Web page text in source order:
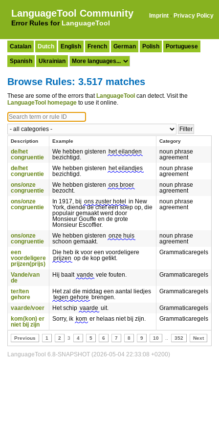
LanguageTool Community
Error Rules for LanguageTool
Imprint · Privacy Policy
Catalan Dutch English French German Polish Portuguese
Spanish Ukrainian
Browse Rules: 3.517 matches
These are some of the errors that LanguageTool can detect. Visit the
LanguageTool homepage to use it online.
Description Example Category
de/het
congruentie
We hebben gisteren het eilanden
bezichtigd.
noun phrase
agreement
de/het
congruentie
We hebben gisteren het eilandjes
bezichtigd.
noun phrase
agreement
ons/onze
congruentie
We hebben gisteren ons broer
bezocht.
noun phrase
agreement
ons/onze
congruentie
In 1917, bij ons zuster hotel
in New
York, diende de chef een soep op, die
populair gemaakt werd door
Monsieur Gouffe en de grote
Monsieur Escoffier.
noun phrase
agreement
ons/onze
congruentie
We hebben gisteren onze huis
schoon gemaakt.
noun phrase
agreement
een
voordeligere
prijzen(prijs)
Die heb ik voor een voordeligere
prijzen op de kop getikt.
Grammaticaregels
Vande/van
de
Hij baalt vande vele fouten. Grammaticaregels
ter/ten
gehore
Het zal die middag een aantal liedjes
tegen gehore brengen.
Grammaticaregels
vaarde/voer Het schip vaarde uit.
Grammaticaregels
kom(kon) er
niet bij zijn
Sorry, ik kom er helaas niet bij zijn. Grammaticaregels
Previous 1 2 3 4 5 6 7 8 9 10 352 Next
LanguageTool 6.8-SNAPSHOT (2026-05-04 22:33:08 +0200)